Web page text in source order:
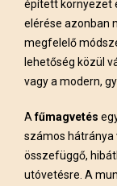
épített környezet
elérése azonban
megfelelő
lehetőség közül
vagy a modern,
Afűmagvetés
számos hátránya
összefüggő,
utóvetésre. A